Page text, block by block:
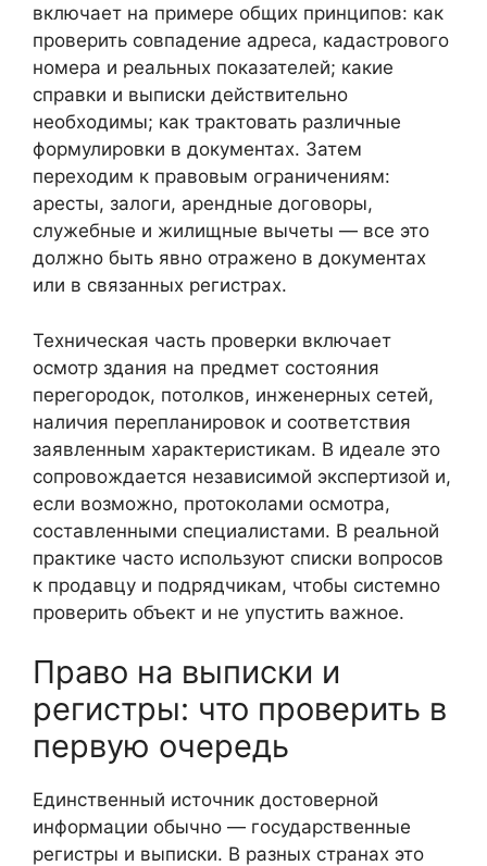
включает на примере общих принципов: как
проверить совпадение адреса, кадастрового
номера и реальных показателей; какие
справки и выписки действительно
необходимы; как трактовать различные
формулировки в документах. Затем
переходим к правовым ограничениям:
аресты, залоги, арендные договоры,
служебные и жилищные вычеты — все это
должно быть явно отражено в документах
или в связанных регистрах.
Техническая часть проверки включает
осмотр здания на предмет состояния
перегородок, потолков, инженерных сетей,
наличия перепланировок и соответствия
заявленным характеристикам. В идеале это
сопровождается независимой экспертизой и,
если возможно, протоколами осмотра,
составленными специалистами. В реальной
практике часто используют списки вопросов
к продавцу и подрядчикам, чтобы системно
проверить объект и не упустить важное.
Право на выписки и
регистры: что проверить в
первую очередь
Единственный источник достоверной
информации обычно — государственные
регистры и выписки. В разных странах это